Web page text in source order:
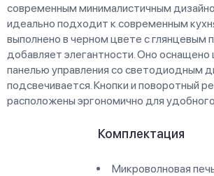
современным минималистичным
идеально подходит к современным
выполнено в черном цвете с глянцевым
добавляет элегантности. Оно оснащено
панелью управления со светодиодным
подсвечивается. Кнопки и поворотный
расположены эргономично для
Комплектация
Микроволновая